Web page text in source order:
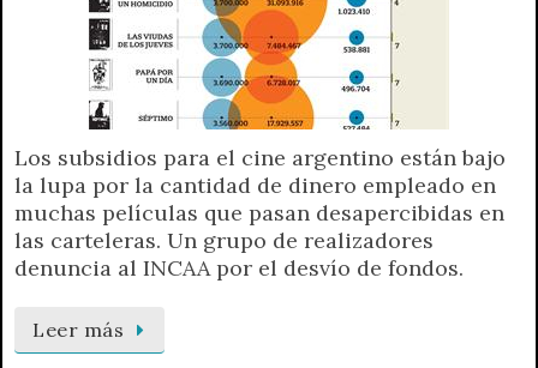
Los subsidios para el cine argentino están bajo
la lupa por la cantidad de dinero empleado en
muchas películas que pasan desapercibidas en
las carteleras. Un grupo de realizadores
denuncia al INCAA por el desvío de fondos.
Leer más